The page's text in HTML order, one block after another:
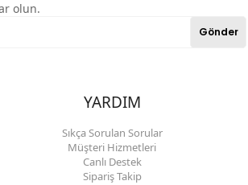
olun.
Gönder
YARDIM
Sıkça Sorulan Sorular
Müşteri Hizmetleri
Canlı Destek
Sipariş Takip